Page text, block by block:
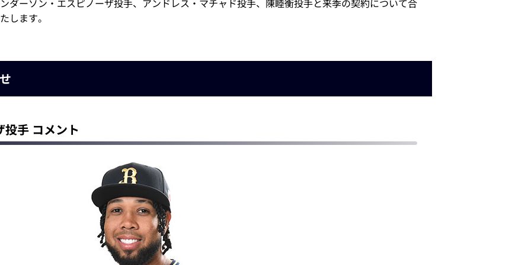
ダーソン・エスピノーザ投手、アンドレス・マチャド投手、陳睦衡投手と来季の契約について合
します。
手 コメント